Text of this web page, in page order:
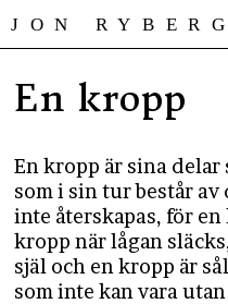
JON RYBERG
En kropp
En kropp är sina delar
som i sin tur består av
inte återskapas, för
kropp när lågan
själ och en kropp är
som inte kan vara